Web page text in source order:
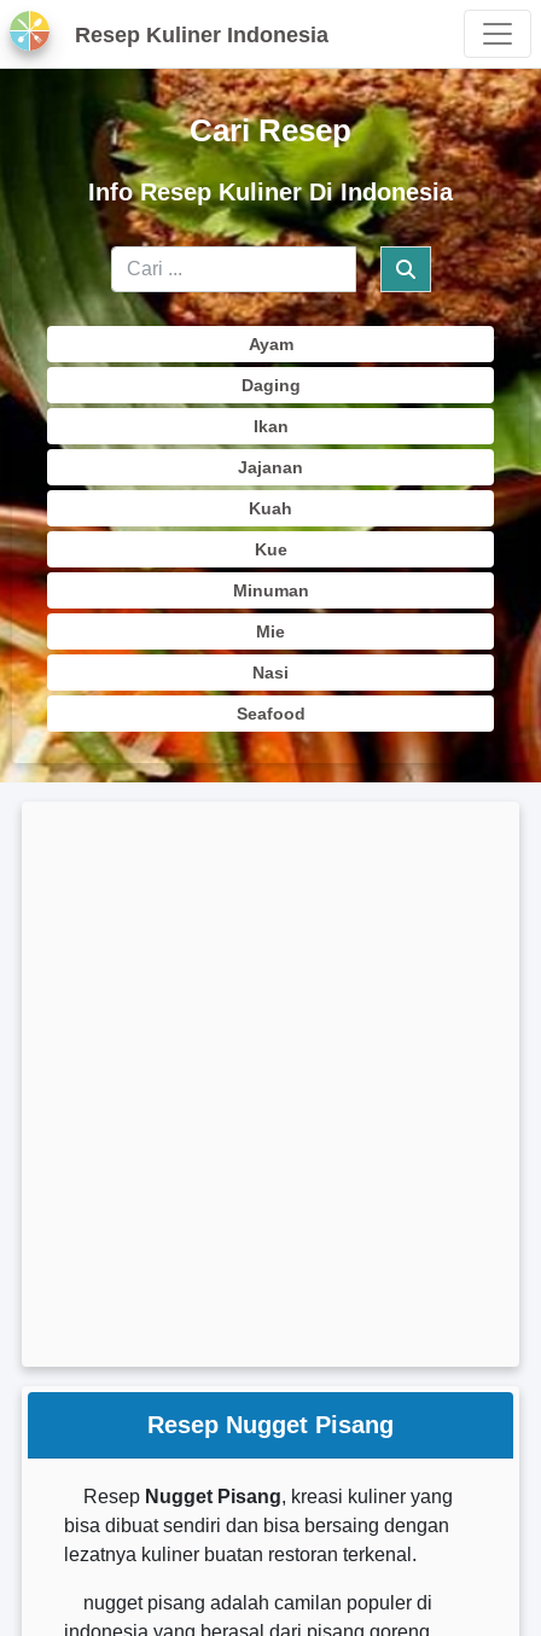
Resep Kuliner Indonesia
Cari Resep
Info Resep Kuliner Di Indonesia
Ayam
Daging
Ikan
Jajanan
Kuah
Kue
Minuman
Mie
Nasi
Seafood
Resep Nugget Pisang
Resep Nugget Pisang, kreasi kuliner yang
bisa dibuat sendiri dan bisa bersaing dengan
lezatnya kuliner buatan restoran terkenal.
nugget pisang adalah camilan populer di
indonesia yang berasal dari pisang goreng.